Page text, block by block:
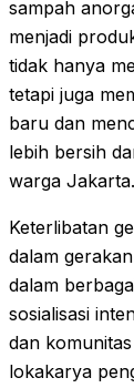
sampah
menjadi
tidak hanya
tetapi juga
baru dan
lebih bersih
warga Jakarta.
Keterlibatan
dalam
dalam
sosialisasi
dan
lokakarya